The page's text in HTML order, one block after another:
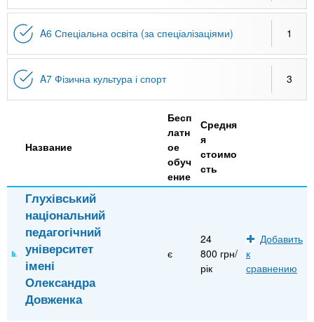
A6 Спеціальна освіта (за спеціалізаціями) 1
A7 Фізична культура і спорт 3
Название
Бесп
латн
ое
обуч
ение
Средня
я
стоимо
сть
Глухівський
національний
педагогічний
університет
імені
Олександра
Довженка
є
24
800 грн/
рік
Добавить
к
сравнению